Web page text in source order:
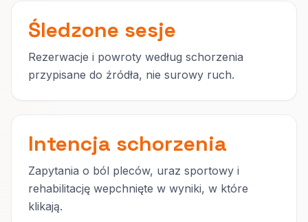
Śledzone sesje
Rezerwacje i powroty według schorzenia
przypisane do źródła, nie surowy ruch.
Intencja schorzenia
Zapytania o ból pleców, uraz sportowy i
rehabilitację wepchnięte w wyniki, w które
klikają.